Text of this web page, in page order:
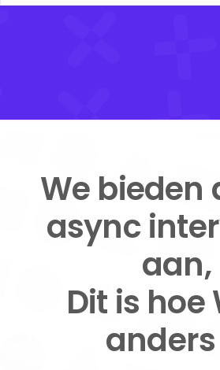
We bieden
async
aan,
Dit is hoe